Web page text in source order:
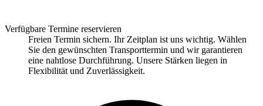
Verfügbare Termine reservieren
Freien Termin sichern. Ihr Zeitplan ist uns wichtig. Wählen
Sie den gewünschten Transporttermin und wir garantieren
eine nahtlose Durchführung. Unsere Stärken liegen in
Flexibilität und Zuverlässigkeit.